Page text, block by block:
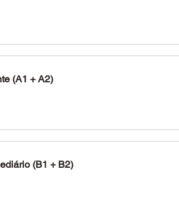
(A1 + A2)
(B1 + B2)